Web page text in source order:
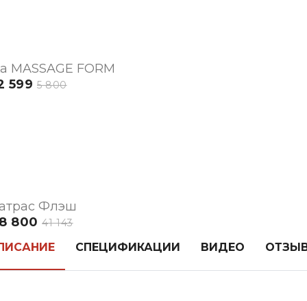
MASSAGE FORM
599 5 800
Флэш
80041 143
СПЕЦИФИКАЦИИ ВИДЕО